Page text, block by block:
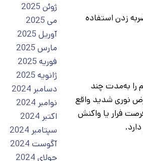
زدن استفاده
را به‌مدت چند
نوری شدید واقع
فرار یا واکنش
ژوئن 2025
می 2025
آوریل 2025
مارس 2025
فوریه 2025
ژانویه 2025
دسامبر 2024
نوامبر 2024
اکتبر 2024
سپتامبر 2024
آگوست 2024
جولای 2024